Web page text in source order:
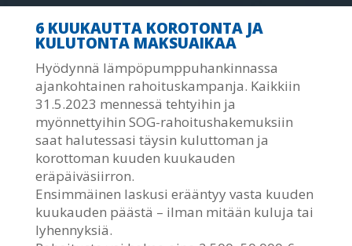
6 KUUKAUTTA KOROTONTA JA
KULUTONTA MAKSUAIKAA
Hyödynnä lämpöpumppuhankinnassa
ajankohtainen rahoituskampanja. Kaikkiin
31.5.2023 mennessä tehtyihin ja
myönnettyihin SOG-rahoitushakemuksiin
saat halutessasi täysin kuluttoman ja
korottoman kuuden kuukauden
eräpäiväsiirron.
Ensimmäinen laskusi erääntyy vasta kuuden
kuukauden päästä – ilman mitään kuluja tai
lyhennyksiä.